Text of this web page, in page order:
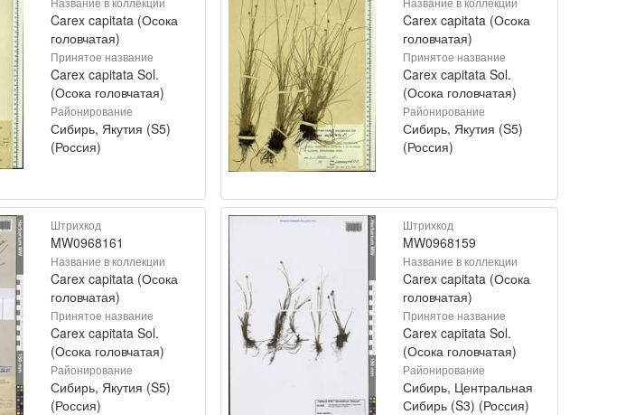
Carex capitata (Осока
головчатая)
Принятое название
Carex capitata Sol.
(Осока головчатая)
Районирование
Сибирь, Якутия (S5)
(Россия)
Carex capitata (Осока
головчатая)
Принятое название
Carex capitata Sol.
(Осока головчатая)
Районирование
Сибирь, Якутия (S5)
(Россия)
Штрихкод
MW0968161
Название в коллекции
Carex capitata (Осока
головчатая)
Принятое название
Carex capitata Sol.
(Осока головчатая)
Районирование
Сибирь, Якутия (S5)
(Россия)
Штрихкод
MW0968159
Название в коллекции
Carex capitata (Осока
головчатая)
Принятое название
Carex capitata Sol.
(Осока головчатая)
Районирование
Сибирь, Центральная
Сибирь (S3) (Россия)